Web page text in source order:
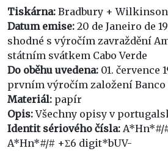
Tiskárna: Bradbury + Wilkinson
Datum emise: 20 de Janeiro de
shodné s výročím zavraždění
státním svátkem Cabo Verde
Do oběhu uvedena: 01. července
prvním výročím založení Banco
Materiál: papír
Opis:Všechny opisy v
Identit sériového čísla: A*Hn*#/
A*Hn*#/# +Σ6 digit*bUV-